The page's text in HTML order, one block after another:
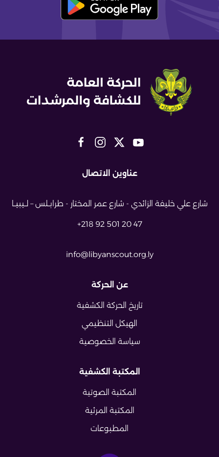
عناوين الاتصال
شارع علي خليفة الزائدي - شارع عمر المختار - طرابــلس – لــيبيــا
+218 92 501 20 47
info@libyanscout.org.ly
عن الحركة
تاريخ الحركة الكشفية
الهيكل التنظيمي
سياسة الخصوصية
المكتبة الكشفية
المكتبة الصوتية
المكتبة المرئية
المطبوعات